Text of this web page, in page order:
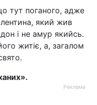
тут поганого, адже
який жив
і не амур якийсь.
житіє, а, загалом
Реклама